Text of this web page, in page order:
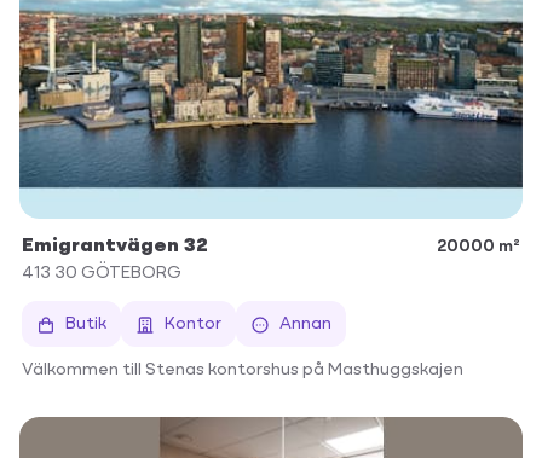
Emigrantvägen 32
20000 m²
413 30 GÖTEBORG
Butik Kontor Annan
Välkommen till Stenas kontorshus på Masthuggskajen